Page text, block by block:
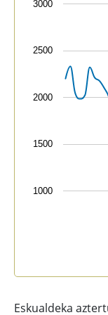
1000
1500
2000
2500
3000
Eskualdeka